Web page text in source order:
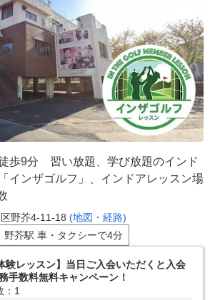
歩9分 習い放題、学び放題のインド
インザゴルフ」、インドアレッスン場
野芥4-11-18 (地図・経路)
野芥駅 車・タクシーで4分
験レッスン】当日ご入会いただくと入会
手数料無料キャンペーン！
：1